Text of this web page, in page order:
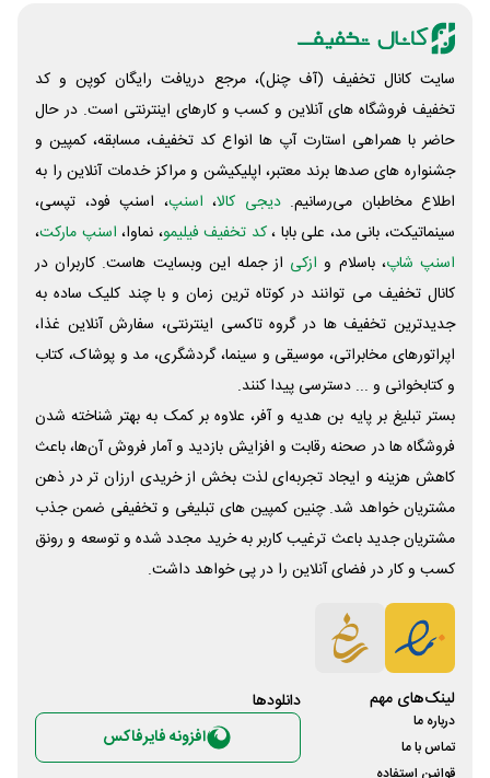
سایت کانال تخفیف (آف چنل)، مرجع دریافت رایگان کوپن و کد
تخفیف فروشگاه های آنلاین و کسب و‌ کارهای اینترنتی است. در حال
حاضر با همراهی استارت آپ ها انواع کد تخفیف، مسابقه، کمپین و
جشنواره های صدها برند معتبر، اپلیکیشن و مراکز خدمات آنلاین را به
اطلاع مخاطبان می‌رسانیم. دیجی کالا، اسنپ، اسنپ فود، تپسی،
سینماتیکت، بانی مد، علی‌ بابا ،کد تخفیف فیلیمو، نماوا، اسنپ مارکت،
اسنپ شاپ، باسلام و ازکی از جمله این وبسایت ‌هاست. کاربران در
کانال تخفیف می توانند در کوتاه ترین زمان و با چند کلیک ساده به
جدیدترین تخفیف ها در گروه تاکسی اینترنتی، سفارش آنلاین غذا،
اپراتورهای مخابراتی، موسیقی و سینما، گردشگری، مد و پوشاک، کتاب
و کتابخوانی و ... دسترسی پیدا کنند.
بستر تبلیغ بر پایه بن هدیه و آفر، علاوه بر کمک به بهتر شناخته شدن
فروشگاه ها در صحنه رقابت و افزایش بازدید و آمار فروش آن‌ها، باعث
کاهش هزینه و ایجاد تجربه‌ای لذت بخش از خریدی ارزان تر در ذهن
مشتریان خواهد شد. چنین کمپین های تبلیغی و تخفیفی ضمن جذب
مشتریان جدید باعث ترغیب کاربر به خرید مجدد شده و توسعه و رونق
کسب و کار در فضای آنلاین را در پی خواهد داشت.
لینک‌های مهم
درباره ما
تماس با ما
قوانین استفاده
دانلود‌ها
افزونه فایرفاکس